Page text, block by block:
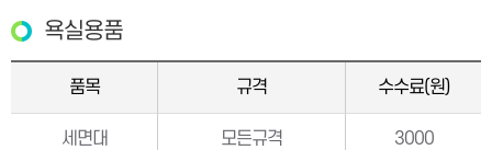
욕실용품
품목 규격 수수료(원)
세면대 모든규격 3000